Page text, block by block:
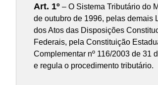
Art. 1º – O Sistema Tributário do
de outubro de 1996, pelas demais
dos Atos das Disposições
Federais, pela Constituição
Complementar nº 116/2003 de 31
e regula o procedimento tributário.